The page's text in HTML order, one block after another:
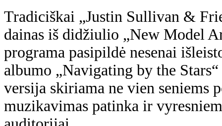
Tradiciškai „Justin Sullivan &
dainas iš didžiulio „New Model
programa pasipildė nesenai
albumo „Navigating by the
versija skiriama ne vien seniems
muzikavimas patinka ir